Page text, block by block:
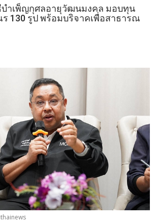
ำเพ็ญกุศลอายุวัฒนมงคล มอบทุน
130 รูป พร้อมบริจาคเพื่อสาธารณ